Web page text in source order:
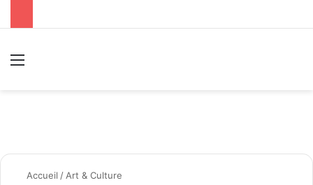
Accueil / Art & Culture